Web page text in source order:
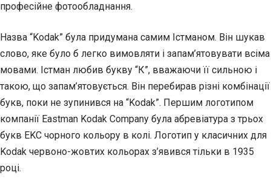
професійне фотообладнання.
Назва “Kodak” була придумана самим Істманом. Він шукав
слово, яке було б легко вимовляти і запам’ятовувати всіма
мовами. Істман любив букву “К”, вважаючи її сильною і
такою, що запам’ятовується. Він перебирав різні комбінації
букв, поки не зупинився на “Kodak”. Першим логотипом
компанії Eastman Kodak Company була абревіатура з трьох
букв EKC чорного кольору в колі. Логотип у класичних для
Kodak червоно-жовтих кольорах з’явився тільки в 1935
році.